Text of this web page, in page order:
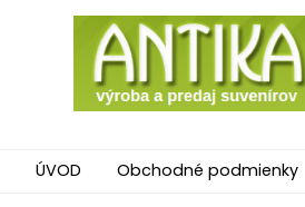
ÚVOD Obchodné podmienky